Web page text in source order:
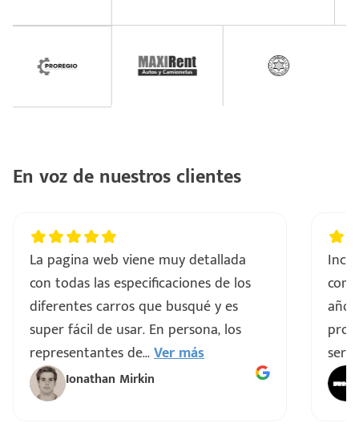
En voz de nuestros clientes
La pagina web viene muy detallada
con todas las especificaciones de los
diferentes carros que busqué y es
super fácil de usar. En persona, los
representantes de...Ver más
Ionathan Mirkin